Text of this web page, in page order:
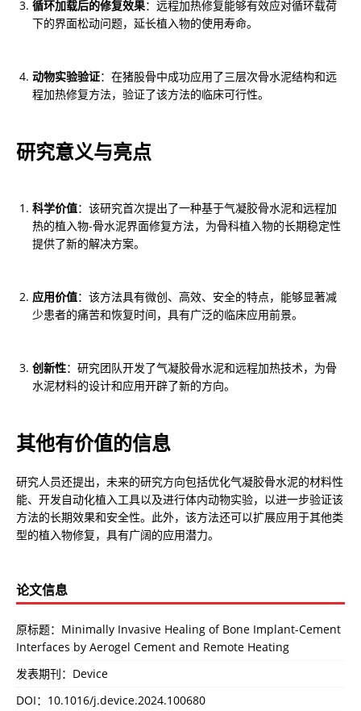
循环加载后的修复效果：远程加热修复能够有效应对循环载荷
下的界面松动问题，延长植入物的使用寿命。
动物实验验证：在猪股骨中成功应用了三层次骨水泥结构和远
程加热修复方法，验证了该方法的临床可行性。
研究意义与亮点
科学价值：该研究首次提出了一种基于气凝胶骨水泥和远程加
热的植入物-骨水泥界面修复方法，为骨科植入物的长期稳定性
提供了新的解决方案。
应用价值：该方法具有微创、高效、安全的特点，能够显著减
少患者的痛苦和恢复时间，具有广泛的临床应用前景。
创新性：研究团队开发了气凝胶骨水泥和远程加热技术，为骨
水泥材料的设计和应用开辟了新的方向。
其他有价值的信息
研究人员还提出，未来的研究方向包括优化气凝胶骨水泥的材料性
能、开发自动化植入工具以及进行体内动物实验，以进一步验证该
方法的长期效果和安全性。此外，该方法还可以扩展应用于其他类
型的植入物修复，具有广阔的应用潜力。
论文信息
原标题：Minimally Invasive Healing of Bone Implant-Cement
Interfaces by Aerogel Cement and Remote Heating
发表期刊：Device
DOI： 10.1016/j.device.2024.100680